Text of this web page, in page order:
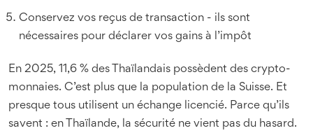
Conservez vos reçus de transaction - ils sont
nécessaires pour déclarer vos gains à l’impôt
En 2025, 11,6 % des Thaïlandais possèdent des crypto-
monnaies. C’est plus que la population de la Suisse. Et
presque tous utilisent un échange licencié. Parce qu’ils
savent : en Thaïlande, la sécurité ne vient pas du hasard.